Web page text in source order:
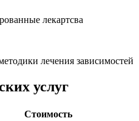
лекартсва
лечения зависимостей
услуг
Стоимость